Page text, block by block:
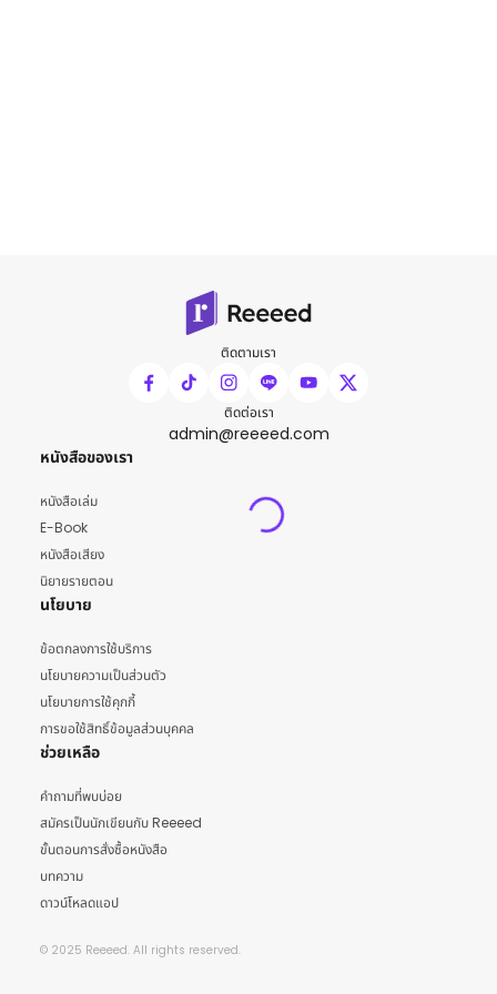
ติดตามเรา
ติดต่อเรา
admin@reeeed.com
หนังสือของเรา
หนังสือเล่ม
E-Book
หนังสือเสียง
นิยายรายตอน
นโยบาย
ข้อตกลงการใช้บริการ
นโยบายความเป็นส่วนตัว
นโยบายการใช้คุกกี้
การขอใช้สิทธิ์ข้อมูลส่วนบุคคล
ช่วยเหลือ
คำถามที่พบบ่อย
สมัครเป็นนักเขียนกับ Reeeed
ขั้นตอนการสั่งซื้อหนังสือ
บทความ
ดาวน์โหลดแอป
© 2025 Reeeed. All rights reserved.